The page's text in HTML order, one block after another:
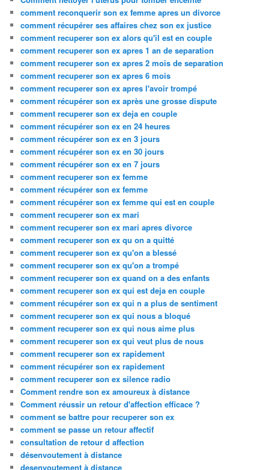
comment reconquerir son ex femme apres un divorce
comment récupérer ses affaires chez son ex justice
comment recuperer son ex alors qu'il est en couple
comment recuperer son ex apres 1 an de separation
comment recuperer son ex apres 2 mois de separation
comment recuperer son ex apres 6 mois
comment recuperer son ex apres l'avoir trompé
comment récupérer son ex après une grosse dispute
comment recuperer son ex deja en couple
comment récupérer son ex en 24 heures
comment récupérer son ex en 3 jours
comment récupérer son ex en 30 jours
comment récupérer son ex en 7 jours
comment recuperer son ex femme
comment récupérer son ex femme
comment récupérer son ex femme qui est en couple
comment recuperer son ex mari
comment recuperer son ex mari apres divorce
comment recuperer son ex qu on a quitté
comment recuperer son ex qu'on a blessé
comment recuperer son ex qu'on a trompé
comment recuperer son ex quand on a des enfants
comment recuperer son ex qui est deja en couple
comment récupérer son ex qui n a plus de sentiment
comment recuperer son ex qui nous a bloqué
comment recuperer son ex qui nous aime plus
comment recuperer son ex qui veut plus de nous
comment recuperer son ex rapidement
comment récupérer son ex rapidement
comment recuperer son ex silence radio
Comment rendre son ex amoureux à distance
Comment réussir un retour d'affection efficace ?
comment se battre pour recuperer son ex
comment se passe un retour affectif
consultation de retour d affection
désenvoutement à distance
desenvoutement à distance